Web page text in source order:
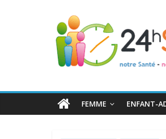
24h
Santé
toute
FEMME ENFANT-